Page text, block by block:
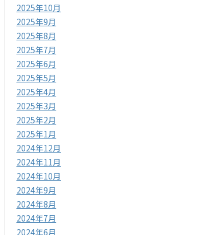
2025年10月
2025年9月
2025年8月
2025年7月
2025年6月
2025年5月
2025年4月
2025年3月
2025年2月
2025年1月
2024年12月
2024年11月
2024年10月
2024年9月
2024年8月
2024年7月
2024年6月